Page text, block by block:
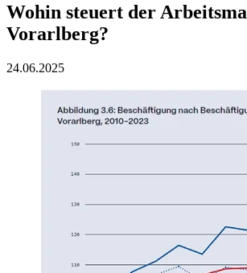
Wohin steuert der
Vorarlberg?
24.06.2025